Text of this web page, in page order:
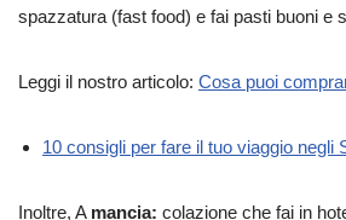
spazzatura (fast food) e fai pasti buoni e
Leggi il nostro articolo: Cosa puoi
10 consigli per fare il tuo viaggio negli
Inoltre, A mancia: colazione che fai in